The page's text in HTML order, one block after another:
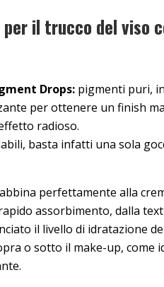
il trucco del viso
Drops: pigmenti puri,
per ottenere un finish
radioso.
basta infatti una sola
perfettamente alla
assorbimento, dalla
il livello di idratazione
o sotto il make-up, come